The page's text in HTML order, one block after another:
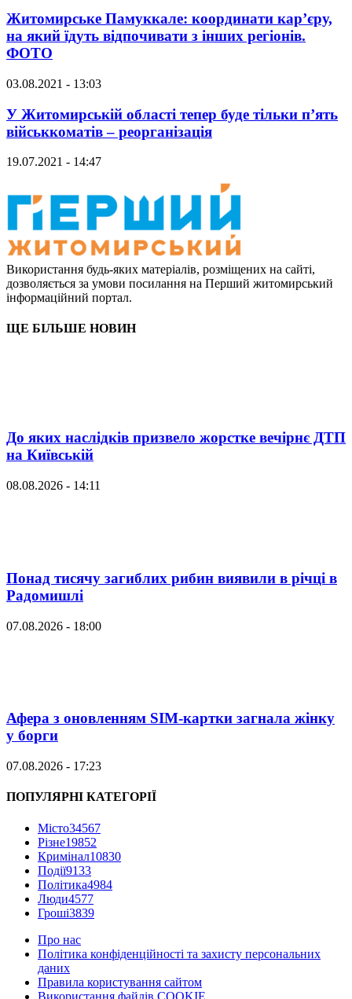
Житомирське Памуккале: координати кар’єру,
на який їдуть відпочивати з інших регіонів.
ФОТО
03.08.2021 - 13:03
У Житомирській області тепер буде тільки п’ять
військкоматів – реорганізація
19.07.2021 - 14:47
Використання будь-яких матеріалів, розміщених на сайті,
дозволяється за умови посилання на Перший житомирський
інформаційний портал.
ЩЕ БІЛЬШЕ НОВИН
До яких наслідків призвело жорстке вечірнє ДТП
на Київській
08.08.2026 - 14:11
Понад тисячу загиблих рибин виявили в річці в
Радомишлі
07.08.2026 - 18:00
Афера з оновленням SIM-картки загнала жінку
у борги
07.08.2026 - 17:23
ПОПУЛЯРНІ КАТЕГОРІЇ
Місто34567
Різне19852
Кримінал10830
Події9133
Політика4984
Люди4577
Гроші3839
Про нас
Політика конфіденційності та захисту персональних
даних
Правила користування сайтом
Використання файлів COOKIE